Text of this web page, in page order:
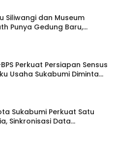
Siliwangi dan Museum
Punya Gedung Baru,
Dipisahkan
Perkuat Persiapan Sensus
Usaha Sukabumi Diminta
Sukabumi Perkuat Satu
Sinkronisasi Data